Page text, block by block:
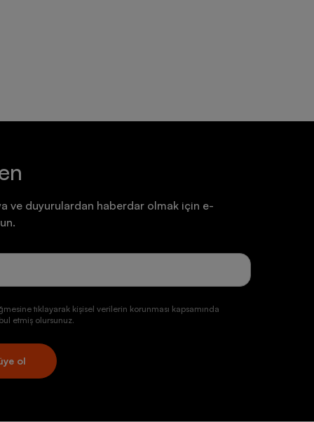
ve duyurulardan haberdar olmak için e-
tıklayarak kişisel verilerin korunması kapsamında
etmiş olursunuz.
ol